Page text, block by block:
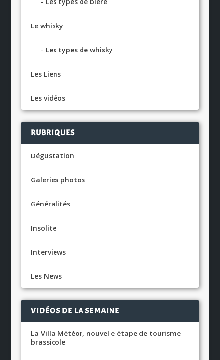
Le whisky
Les types de whisky
Les Liens
Les vidéos
RUBRIQUES
Dégustation
Galeries photos
Généralités
Insolite
Interviews
Les News
VIDÉOS DE LA SEMAINE
La Villa Météor, nouvelle étape de tourisme
brassicole